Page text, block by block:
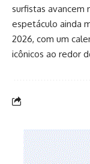
surfistas avancem
espetáculo ainda
2026, com um
icônicos ao redor